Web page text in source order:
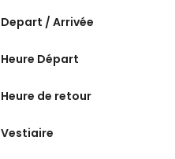
Depart / Arrivée
Heure Départ
Heure de retour
Vestiaire